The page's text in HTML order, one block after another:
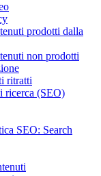
prodotti dalla
non prodotti
ritratti
ricerca (SEO)
SEO: Search